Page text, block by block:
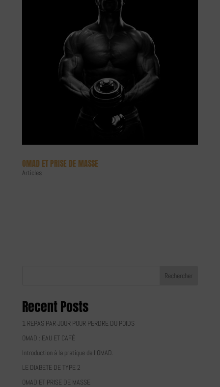
OMAD ET PRISE DE MASSE
Articles
Rechercher
Recent Posts
1 REPAS PAR JOUR POUR PERDRE DU POIDS
OMAD : EAU ET CAFÉ
Introduction à la pratique de l’OMAD.
LE DIABETE DE TYPE 2
OMAD ET PRISE DE MASSE